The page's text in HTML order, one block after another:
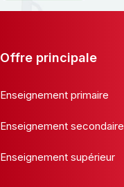
Offre principale
Enseignement primaire
Enseignement secondaire
Enseignement supérieur